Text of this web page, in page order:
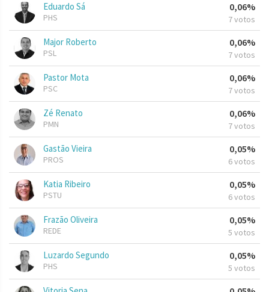
Eduardo Sá
PHS
0,06%
7 votos
Major Roberto
PSL
0,06%
7 votos
Pastor Mota
PSC
0,06%
7 votos
Zé Renato
PMN
0,06%
7 votos
Gastão Vieira
PROS
0,05%
6 votos
Katia Ribeiro
PSTU
0,05%
6 votos
Frazão Oliveira
REDE
0,05%
5 votos
Luzardo Segundo
PHS
0,05%
5 votos